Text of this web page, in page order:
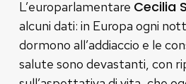
L’europarlamentare Cecilia
alcuni dati: in Europa ogni
dormono all’addiaccio e le
salute sono devastanti, con